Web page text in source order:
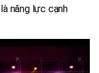
năng lực cạnh